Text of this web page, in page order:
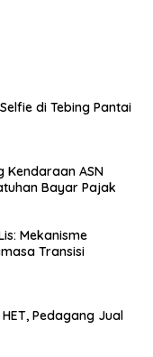
di Tebing Pantai
Kendaraan ASN
Bayar Pajak
Mekanisme
Transisi
Pedagang Jual